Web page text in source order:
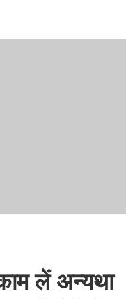
लें अन्यथा